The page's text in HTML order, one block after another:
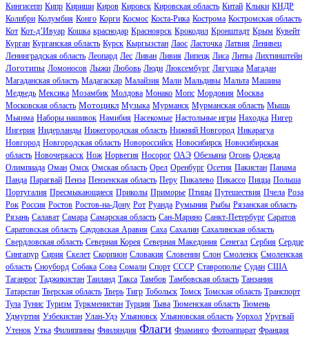
Кингисепп Кипр Кириши Киров Кировск Кировская область Китай Клыки КНДР
Колибри Колумбия Конго Корги Космос Коста-Рика Кострома Костромская область
Кот Кот-д’Ивуар Кошка краснодар Красноярск Крокодил Кронштадт Крым Кувейт
Курган Курганская область Курск Кыргызстан Лаос Ласточка Латвия Ленивец
Ленинградская область Леопард Лес Ливан Ливия Липецк Лиса Литва Лихтинштейн
Логотипы Ломоносов Лыжи Любовь Люди Люксембург Лягушка Магадан
Магаданская область Мадагаскар Малайзия Мали Мальдивы Мальта Машина
Медведь Мексика Мозамбик Молдова Монако Мопс Мордовия Москва
Московская область Мотоцикл Музыка Мурманск Мурманская область Мышь
Мьянма Наборы нашивок Намибия Насекомые Настольные игры Находка Нигер
Нигерия Нидерланды Нижегородская область Нижний Новгород Никарагуа
Новгород Новгородская область Новороссийск Новосибирск Новосибирская
область Новочеркасск Нож Норвегия Носорог ОАЭ Обезьяна Огонь Одежда
Олимпиада Оман Омск Омская область Орел Оренбург Осетия Пакистан Панама
Панда Парагвай Пенза Пензенская область Перу Пикалево Пикассо Пицца Польша
Португалия Пресмыкающиеся Приколы Приморье Птицы Путешествия Пчела Роза
Рок Россия Ростов Ростов-на-Дону Рот Руанда Румыния Рыбы Рязанская область
Рязань Салават Самара Самарская область Сан-Марино Санкт-Петербург Саратов
Саратовская область Саудовская Аравия Саха Сахалин Сахалинская область
Свердловская область Северная Корея Северная Македония Сенегал Сербия Сердце
Сингапур Сирия Скелет Скорпион Словакия Словении Слон Смоленск Смоленская
область Сноуборд Собака Сова Сомали Спорт СССР Ставрополье Судан США
Таганрог Таджикистан Таиланд Такса Тамбов Тамбовская область Танзания
Татарстан Тверская область Тверь Тигр Тобольск Томск Томская область Транспорт
Тула Тунис Туризм Туркменистан Турция Тыва Тюменская область Тюмень
Удмуртия Узбекистан Улан-Удэ Ульяновск Ульяновская область Уорхол Уругвай
Утенок Утка Филиппины Финляндия Флаги Фламинго Фотоаппарат Франция